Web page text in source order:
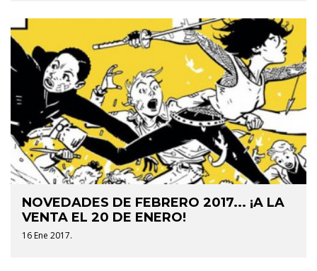
NOVEDADES DE FEBRERO 2017... ¡A LA
VENTA EL 20 DE ENERO!
16 Ene 2017.